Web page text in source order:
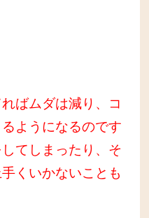
ばムダは減り、コ
ようになるのです
てしまったり、そ
くいかないことも